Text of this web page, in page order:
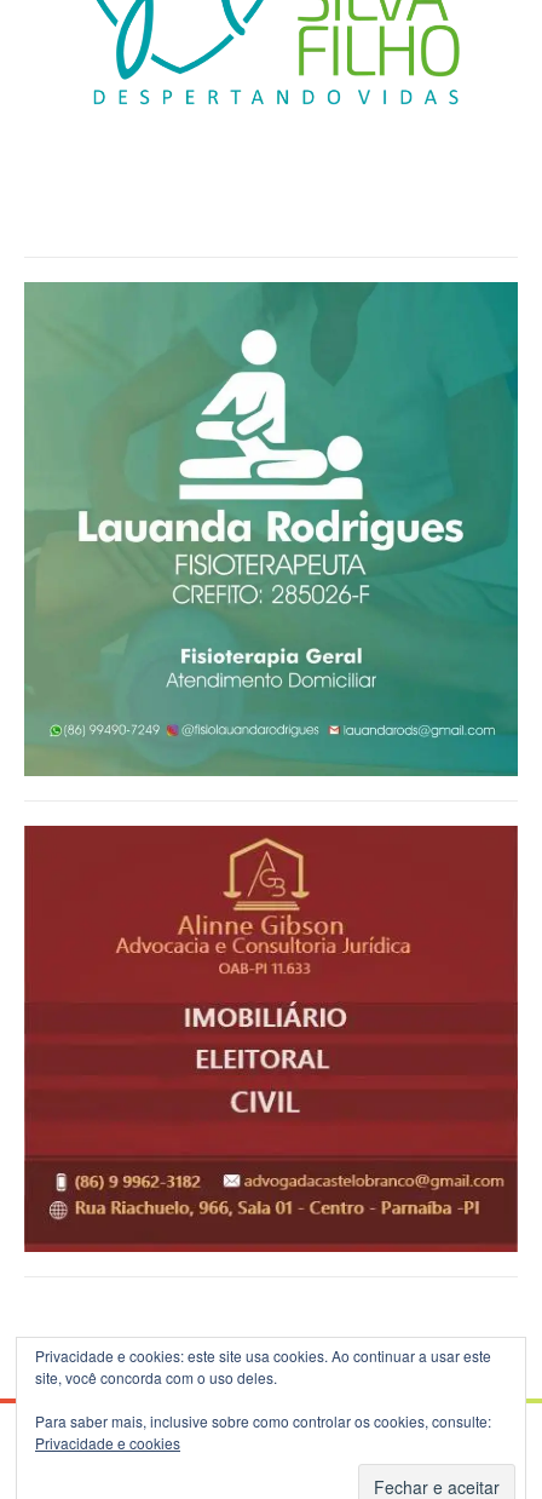
© 2026 Blog do B.Silva - Theme: Patus by FameThemes.
Privacidade e cookies: este site usa cookies. Ao continuar a usar este
site, você concorda com o uso deles.
Para saber mais, inclusive sobre como controlar os cookies, consulte:
Privacidade e cookies